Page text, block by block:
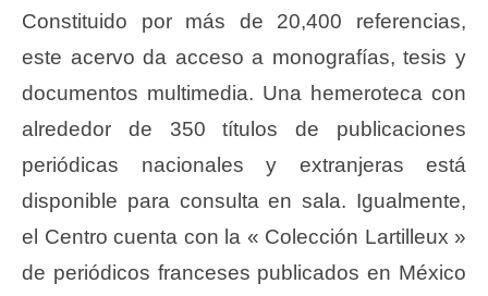
Constituido por más de 20,400 referencias,
este acervo da acceso a monografías, tesis y
documentos multimedia. Una hemeroteca con
alrededor de 350 títulos de publicaciones
periódicas nacionales y extranjeras está
disponible para consulta en sala. Igualmente,
el Centro cuenta con la « Colección Lartilleux »
de periódicos franceses publicados en México